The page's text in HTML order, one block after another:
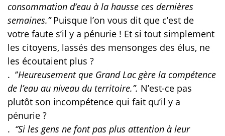
consommation d’eau à la hausse ces dernières
semaines.’’Puisque l’on vous dit que c’est de
votre faute s’il y a pénurie ! Et si tout simplement
les citoyens, lassés des mensonges des élus, ne
les écoutaient plus ?
. ‘’Heureusement que Grand Lac gère la compétence
de l’eau au niveau du territoire.’’. N’est-ce pas
plutôt son incompétence qui fait qu’il y a
pénurie ?
. ‘’Si les gens ne font pas plus attention à leur